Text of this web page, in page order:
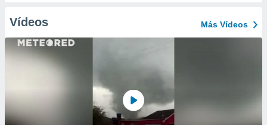
Vídeos Más Vídeos